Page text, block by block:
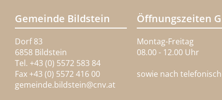
Gemeinde Bildstein
Dorf 83
6858 Bildstein
Tel. +43 (0) 5572 583 84
Fax +43 (0) 5572 416 00
gemeinde.bildstein@cnv.at
Öffnungszeiten
Montag-Freitag
08.00 - 12.00 Uhr
sowie nach